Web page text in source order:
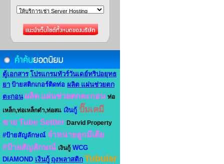
ตู้เอกสาร โปรแกรมทัวร์วันเดย์ทริปอยุทธ
ยา ป้ายสติกเกอร์ติดท่อ ผลิต แผ่นช่วยตก
ตะกอน ผลิต แผ่นช่วยตกตะกอน ท่อ
เหล็ก,ท่อเหล็กดำ,ท่อสแ เงินกู้ ปั๊มเคมี
ขาย Tube Settler Darvid Property
#ป้ายสัญลักษณ์ จำหน่ายลูกมีเดีย
#ป้ายสัญลักษณ์ เงินกู้ WCG
DIAMOND เงินกู้ ถุงพลาสติก Tubular